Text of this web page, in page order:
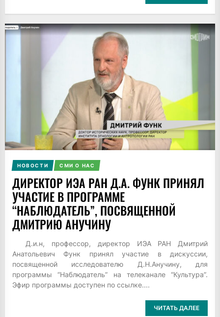
НОВОСТИ СМИ О НАС
ДИРЕКТОР ИЭА РАН Д.А. ФУНК ПРИНЯЛ
УЧАСТИЕ В ПРОГРАММЕ
“НАБЛЮДАТЕЛЬ”, ПОСВЯЩЕННОЙ
ДМИТРИЮ АНУЧИНУ
Д.и.н, профессор, директор ИЭА РАН Дмитрий
Анатольевич Функ принял участие в дискуссии,
посвященной исследователю Д.Н.Анучину, для
программы “Наблюдатель” на телеканале “Культура”.
Эфир программы доступен по ссылке....
ЧИТАТЬ ДАЛЕЕ